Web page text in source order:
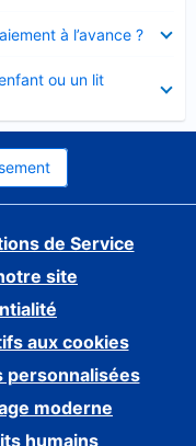
à l’avance ?
ou un lit
de Service
site
aux cookies
personnalisées
moderne
humains